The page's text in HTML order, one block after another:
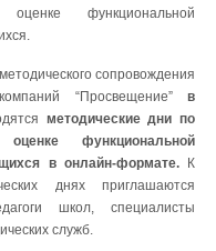
функциональной
сопровождения
“Просвещение” в
методические дни по
функциональной
в онлайн-формате.К
днях приглашаются
школ, специалисты
служб.